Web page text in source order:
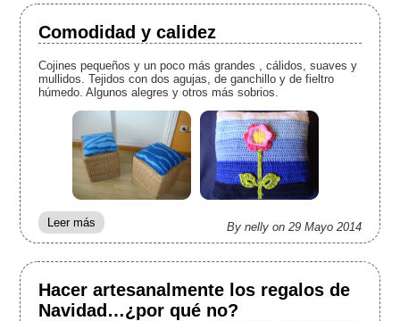
Comodidad y calidez
By nelly on 29 Mayo 2014
Cojines pequeños y un poco más grandes , cálidos, suaves y
mullidos. Tejidos con dos agujas, de ganchillo y de fieltro
húmedo. Algunos alegres y otros más sobrios.
Leer más sobre
Comodidad
Hacer artesanalmente los regalos de
Navidad…¿por qué no?